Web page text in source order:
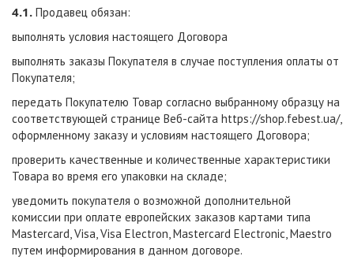
4.1. Продавец обязан:
выполнять условия настоящего Договора
выполнять заказы Покупателя в случае поступления оплаты от
Покупателя;
передать Покупателю Товар согласно выбранному образцу на
соответствующей странице Веб-сайта https://shop.febest.ua/,
оформленному заказу и условиям настоящего Договора;
проверить качественные и количественные характеристики
Товара во время его упаковки на складе;
уведомить покупателя о возможной дополнительной
комиссии при оплате европейских заказов картами типа
Mastercard, Visa, Visa Electron, Mastercard Electronic, Maestro
путем информирования в данном договоре.